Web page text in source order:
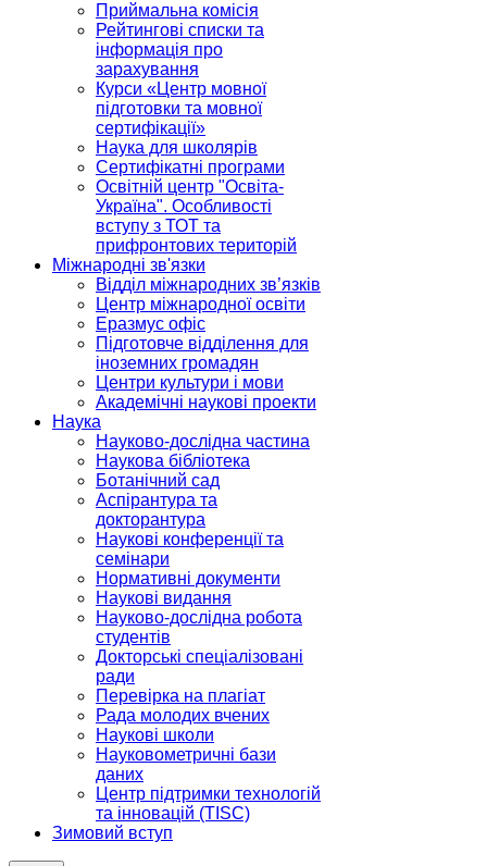
Приймальна комісія
Рейтингові списки та
інформація про
зарахування
Курси «Центр мовної
підготовки та мовної
сертифікації»
Наука для школярів
Сертифікатні програми
Освітній центр "Освіта-
Україна". Особливості
вступу з ТОТ та
прифронтових територій
Міжнародні зв'язки
Відділ міжнародних зв’язків
Центр міжнародної освіти
Еразмус офіс
Підготовче відділення для
іноземних громадян
Центри культури і мови
Академічні наукові проекти
Наука
Науково-дослідна частина
Наукова бібліотека
Ботанічний сад
Аспірантура та
докторантура
Наукові конференції та
семінари
Нормативні документи
Наукові видання
Науково-дослідна робота
студентів
Докторські спеціалізовані
ради
Перевірка на плагіат
Рада молодих вчених
Наукові школи
Науковометричні бази
даних
Центр підтримки технологій
та інновацій (TISC)
Зимовий вступ